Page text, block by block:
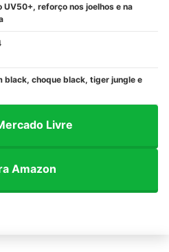
UV50+, reforço nos joelhos e na
black, choque black, tiger jungle e
Livre
Amazon